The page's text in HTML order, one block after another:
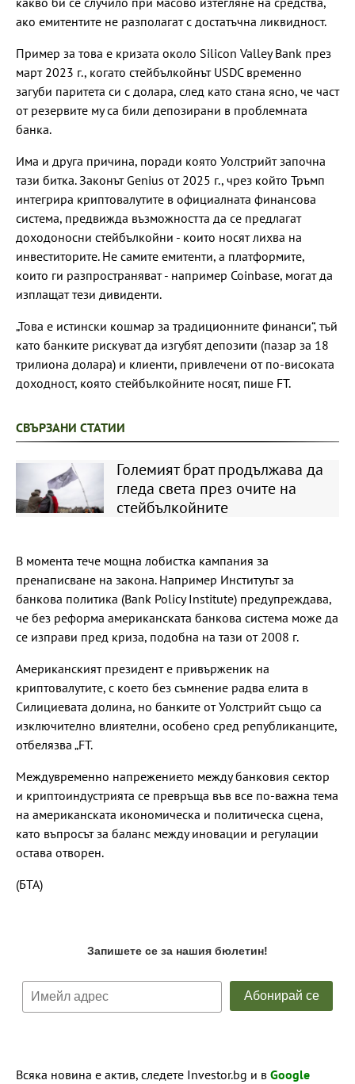
ако емитентите не разполагат с достатъчна ликвидност.
Пример за това е кризата около Silicon Valley Bank през
март 2023 г., когато стейбълкойнът USDC временно
загуби паритета си с долара, след като стана ясно, че част
от резервите му са били депозирани в проблемната
банка.
Има и друга причина, поради която Уолстрийт започна
тази битка. Законът Genius от 2025 г., чрез който Тръмп
интегрира криптовалутите в официалната финансова
система, предвижда възможността да се предлагат
доходоносни стейбълкойни - които носят лихва на
инвеститорите. Не самите емитенти, а платформите,
които ги разпространяват - например Coinbase, могат да
изплащат тези дивиденти.
„Това е истински кошмар за традиционните финанси“, тъй
като банките рискуват да изгубят депозити (пазар за 18
трилиона долара) и клиенти, привлечени от по-високата
доходност, която стейбълкойните носят, пише FT.
СВЪРЗАНИ СТАТИИ
Големият брат продължава да
гледа света през очите на
стейбълкойните
В момента тече мощна лобистка кампания за
пренаписване на закона. Например Институтът за
банкова политика (Bank Policy Institute) предупреждава,
че без реформа американската банкова система може да
се изправи пред криза, подобна на тази от 2008 г.
Американският президент е привърженик на
криптовалутите, с което без съмнение радва елита в
Силициевата долина, но банките от Уолстрийт също са
изключително влиятелни, особено сред републиканците,
отбелязва „FT.
Междувременно напрежението между банковия сектор
и криптоиндустрията се превръща във все по-важна тема
на американската икономическа и политическа сцена,
като въпросът за баланс между иновации и регулации
остава отворен.
(БТА)
Всяка новина е актив, следете Investor.bg и в Google